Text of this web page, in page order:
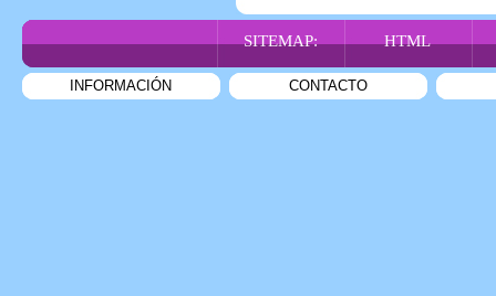
SITEMAP: HTML
INFORMACIÓN CONTACTO